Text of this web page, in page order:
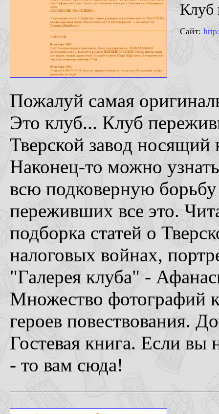
Клуб
Сайт:
Пожалуй самая
Это клуб... Клуб
Тверской завод
Наконец-то можно
всю подковерную
переживших все это.
подборка статей о
налоговых войнах,
"Галерея клуба" -
Множество фотографий
героев повествования.
Гостевая книга. Если
- то вам сюда!